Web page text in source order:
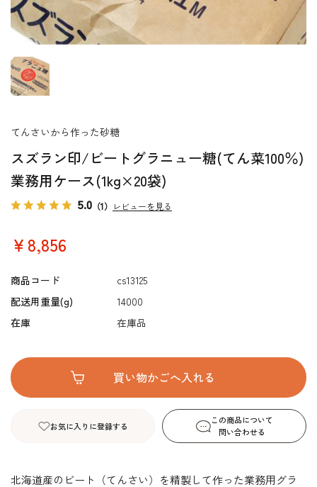
スズラン印/ビートグラニュー糖(てん菜100％)
業務用ケース(1kg×20袋)
5.0 （1） レビューを見る
てんさいから作った砂糖
￥8,856
商品コード
cs13125
配送用重量(g)
14000
在庫
在庫品
お気に入りに登録する
この商品について
問い合わせる
北海道産のビート（てんさい）を精製して作った業務用グラ